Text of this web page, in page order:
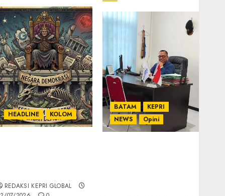
HEADLINE KOLOM
REDAKSI KEPRI GLOBAL
BATAM
KEPRI
NEWS
Opini